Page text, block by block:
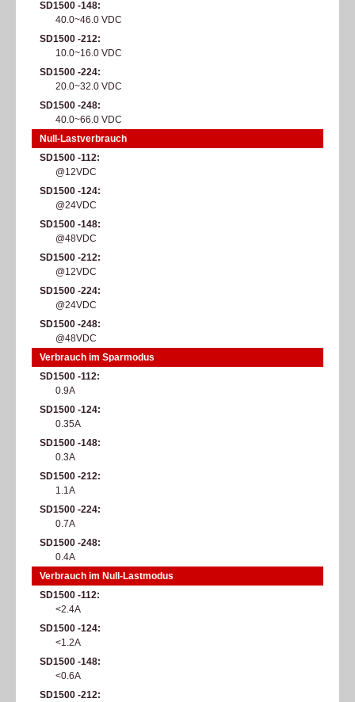
SD1500 -148
40.0~46.0 VDC
SD1500 -212
10.0~16.0 VDC
SD1500 -224
20.0~32.0 VDC
SD1500 -248
40.0~66.0 VDC
Null-Lastverbrauch
SD1500 -112
@12VDC
SD1500 -124
@24VDC
SD1500 -148
@48VDC
SD1500 -212
@12VDC
SD1500 -224
@24VDC
SD1500 -248
@48VDC
Verbrauch im Sparmodus
SD1500 -112
0.9A
SD1500 -124
0.35A
SD1500 -148
0.3A
SD1500 -212
1.1A
SD1500 -224
0.7A
SD1500 -248
0.4A
Verbrauch im Null-Lastmodus
SD1500 -112
<2.4A
SD1500 -124
<1.2A
SD1500 -148
<0.6A
SD1500 -212